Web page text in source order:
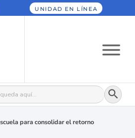
UNIDAD EN LÍNEA
Botón
para consolidar el retorno